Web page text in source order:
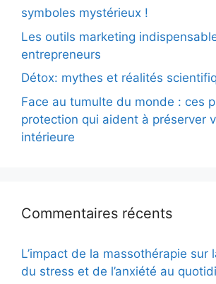
symboles mystérieux !
Les outils marketing
entrepreneurs
Détox: mythes et réalités
Face au tumulte du monde : ces
protection qui aident à préserver
intérieure
Commentaires récents
L’impact de la massothérapie sur
du stress et de l’anxiété au